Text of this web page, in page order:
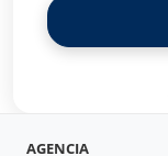
AGENCIA